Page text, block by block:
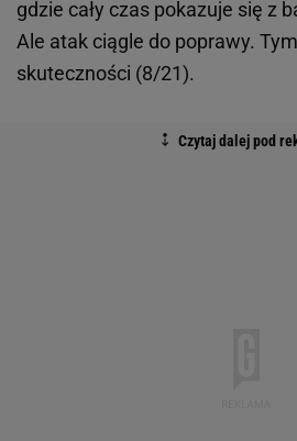
gdzie cały czas pokazuje się z
Ale atak ciągle do poprawy.
skuteczności (8/21).